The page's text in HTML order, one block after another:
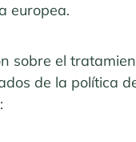
europea.
sobre el
de la política